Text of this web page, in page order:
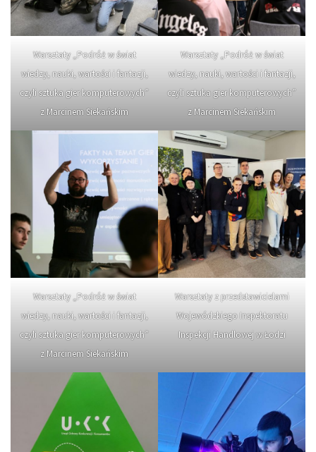
Warsztaty „Podróż w świat
wiedzy, nauki, wartości i fantazji,
czyli sztuka gier komputerowych”
z Marcinem Siekańskim
Warsztaty „Podróż w świat
wiedzy, nauki, wartości i fantazji,
czyli sztuka gier komputerowych”
z Marcinem Siekańskim
Warsztaty „Podróż w świat
wiedzy, nauki, wartości i fantazji,
czyli sztuka gier komputerowych”
z Marcinem Siekańskim
Warsztaty z przedstawicielami
Wojewódzkiego Inspektoratu
Inspekcji Handlowej w Łodzi